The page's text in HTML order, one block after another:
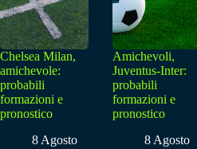
Chelsea Milan,
amichevole:
probabili
formazioni e
pronostico
8 Agosto
Amichevoli,
Juventus-Inter:
probabili
formazioni e
pronostico
8 Agosto